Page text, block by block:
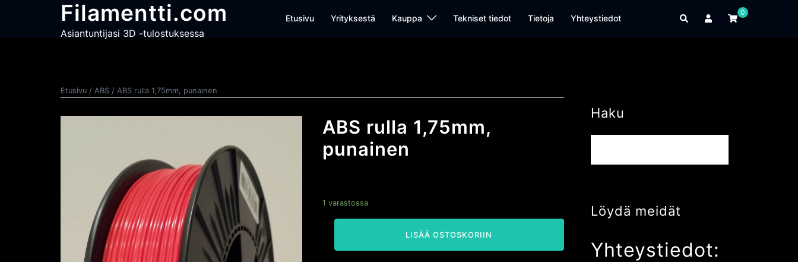
Filamentti.com
Asiantuntijasi 3D -tulostuksessa
Etusivu Yrityksestä Kauppa Tekniset tiedot Tietoja Yhteystiedot Search
0
Etusivu / ABS / ABS rulla 1,75mm, punainen
ABS rulla 1,75mm,
punainen
1 varastossa
ABS
määrä
LISÄÄ OSTOSKORIIN
Haku
Haku:
Löydä meidät
Yhteystiedot: